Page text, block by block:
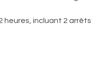
heures, incluant 2 arrêts